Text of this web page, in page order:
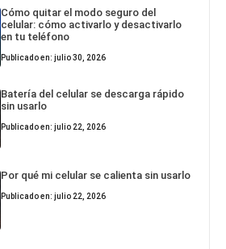
Cómo quitar el modo seguro del
celular: cómo activarlo y desactivarlo
en tu teléfono
Publicado en: julio 30, 2026
Batería del celular se descarga rápido
sin usarlo
Publicado en: julio 22, 2026
Por qué mi celular se calienta sin usarlo
Publicado en: julio 22, 2026